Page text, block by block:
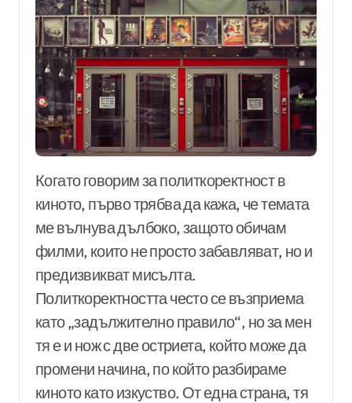
Когато говорим за политкоректност в
киното, първо трябва да кажа, че темата
ме вълнува дълбоко, защото обичам
филми, които не просто забавляват, но и
предизвикват мисълта.
Политкоректността често се възприема
като „задължително правило“, но за мен
тя е и нож с две остриета, който може да
промени начина, по който разбираме
киното като изкуство. От една страна, тя